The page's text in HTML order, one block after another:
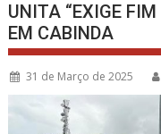
UNITA “EXIGE
EM CABINDA
31 de Março de 2025